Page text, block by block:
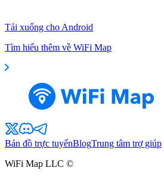
Tải xuống cho Android
Tìm hiểu thêm về WiFi Map
Bản đồ trực tuyếnBlogTrung tâm trợ giúp
WiFi Map LLC ©